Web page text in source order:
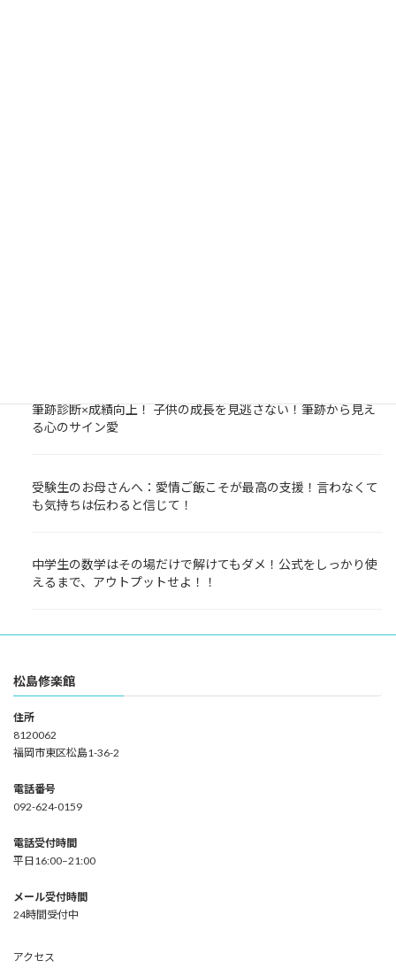
筆跡診断×成績向上！ 子供の成長を見逃さない！筆跡から見え
る心のサイン愛
受験生のお母さんへ：愛情ご飯こそが最高の支援！言わなくて
も気持ちは伝わると信じて！
中学生の数学はその場だけで解けてもダメ！公式をしっかり使
えるまで、アウトプットせよ！！
松島修楽館
住所
8120062
福岡市東区松島1-36-2
電話番号
092-624-0159
電話受付時間
平日16:00–21:00
メール受付時間
24時間受付中
アクセス